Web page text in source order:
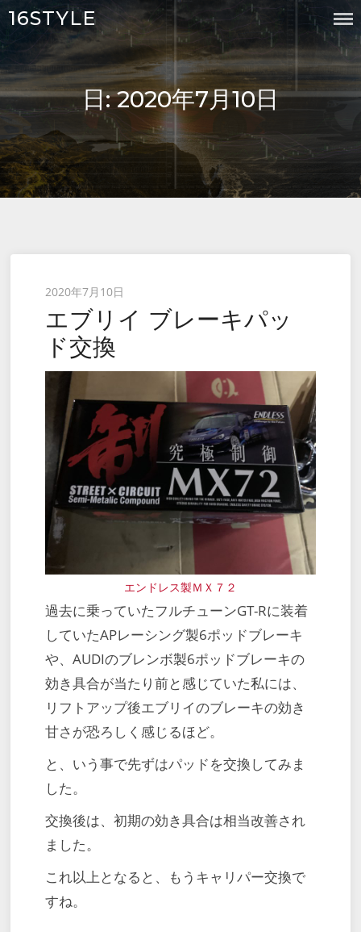
Skip
content
16STYLE
日:2020年7月10日
Posted
on
2020年7月10日
エブリイ ブレーキパッ
ド交換
エンドレス製ＭＸ７２
過去に乗っていたフルチューンGT-Rに装着
していたAPレーシング製6ポッドブレーキ
や、AUDIのブレンボ製6ポッドブレーキの
効き具合が当たり前と感じていた私には、
リフトアップ後エブリイのブレーキの効き
甘さが恐ろしく感じるほど。
と、いう事で先ずはパッドを交換してみま
した。
交換後は、初期の効き具合は相当改善され
ました。
これ以上となると、もうキャリパー交換で
すね。